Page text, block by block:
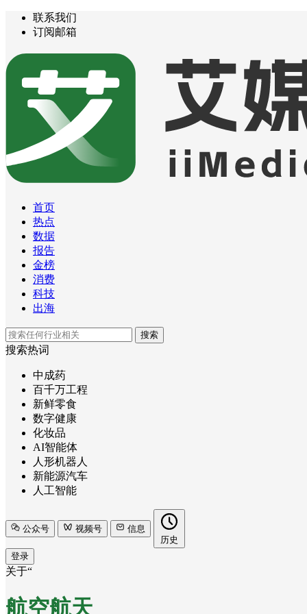
联系我们
订阅邮箱
首页
热点
数据
报告
金榜
消费
科技
出海
搜索
搜索热词
中成药
百千万工程
新鲜零食
数字健康
化妆品
AI智能体
人形机器人
新能源汽车
人工智能
公众号 视频号
信息
历史
登录
关于“
航空航天